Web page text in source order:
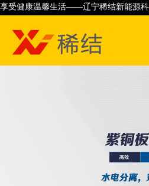
享受健康温馨生活——辽宁稀结新能源科